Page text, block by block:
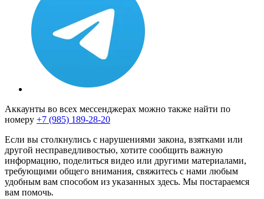
Аккаунты во всех мессенджерах можно также найти по
номеру +7 (985) 189-28-20
Если вы столкнулись с нарушениями закона, взятками или
другой несправедливостью, хотите сообщить важную
информацию, поделиться видео или другими материалами,
требующими общего внимания, свяжитесь с нами любым
удобным вам способом из указанных здесь. Мы постараемся
вам помочь.